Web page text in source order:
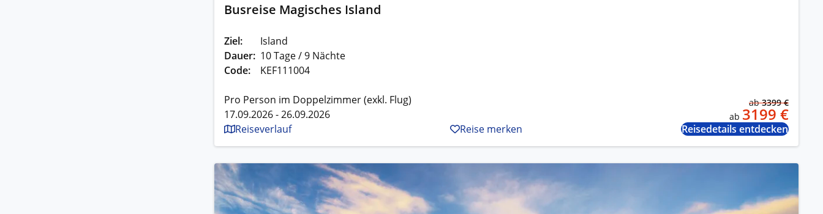
Busreise Magisches Island
Ziel:
Island
Dauer: 10 Tage / 9 Nächte
Code:
KEF111004
Pro Person im Doppelzimmer (exkl. Flug)
17.09.2026 - 26.09.2026
ab3399 €
ab 3199 €
Reiseverlauf Reise merken Reisedetails entdecken